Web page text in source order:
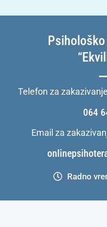
Telefon za
064
Email za
Radno